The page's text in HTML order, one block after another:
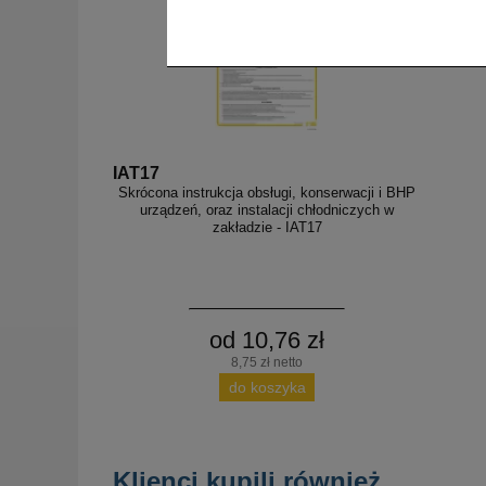
IAT17
Skrócona instrukcja obsługi, konserwacji i BHP
urządzeń, oraz instalacji chłodniczych w
zakładzie - IAT17
od 10,76 zł
8,75 zł netto
do koszyka